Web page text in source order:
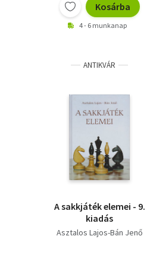
Kosárba
4 - 6 munkanap
ANTIKVÁR
A sakkjáték elemei - 9.
kiadás
Asztalos Lajos-Bán Jenő